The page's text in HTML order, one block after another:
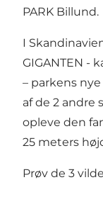
PARK Billund.
I
GIGANTEN -
– parkens
af de 2 andre
opleve den
25 meters
Prøv de 3